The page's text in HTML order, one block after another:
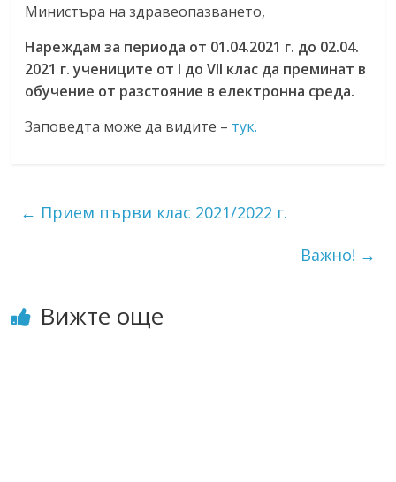
Министъра на здравеопазването,
Нареждам за периода от 01.04.2021 г. до 02.04.
2021 г. учениците от I до VII клас да преминат в
обучение от разстояние в електронна среда.
Заповедта може да видите – тук.
← Прием първи клас 2021/2022 г.
Важно! →
Вижте още